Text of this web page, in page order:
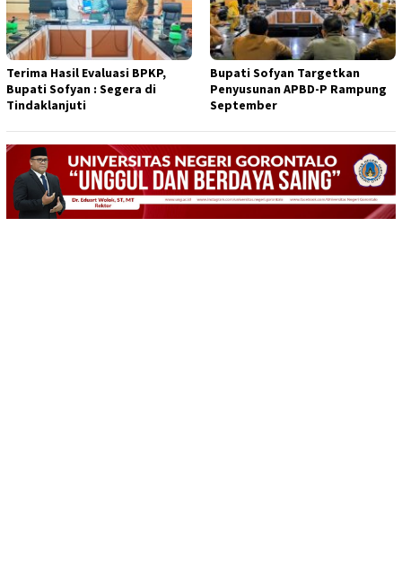
Terima Hasil Evaluasi BPKP,
Bupati Sofyan : Segera di
Tindaklanjuti
Bupati Sofyan Targetkan
Penyusunan APBD-P Rampung
September